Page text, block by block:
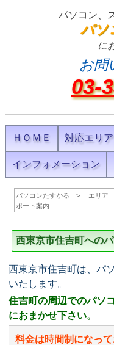
パソコン、
パソ
に
お問
03-
ＨＯＭＥ 対応エリア
インフォメーション
パソコンたすかる エリア
ポート案内
西東京市住吉町への
西東京市住吉町は、パ
いたします。
住吉町の周辺でのパソ
におまかせ下さい。
料金は時間制になって